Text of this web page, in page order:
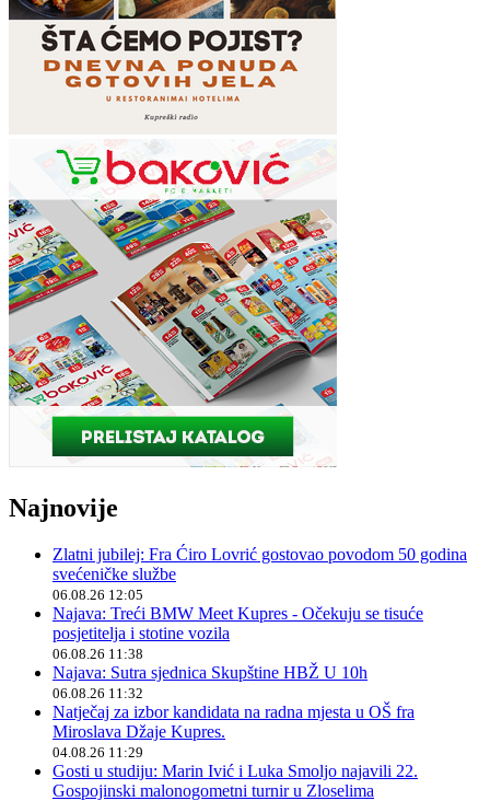
Najnovije
Zlatni jubilej: Fra Ćiro Lovrić gostovao povodom 50 godina
svećeničke službe
06.08.26 12:05
Najava: Treći BMW Meet Kupres - Očekuju se tisuće
posjetitelja i stotine vozila
06.08.26 11:38
Najava: Sutra sjednica Skupštine HBŽ U 10h
06.08.26 11:32
Natječaj za izbor kandidata na radna mjesta u OŠ fra
Miroslava Džaje Kupres.
04.08.26 11:29
Gosti u studiju: Marin Ivić i Luka Smoljo najavili 22.
Gospojinski malonogometni turnir u Zloselima